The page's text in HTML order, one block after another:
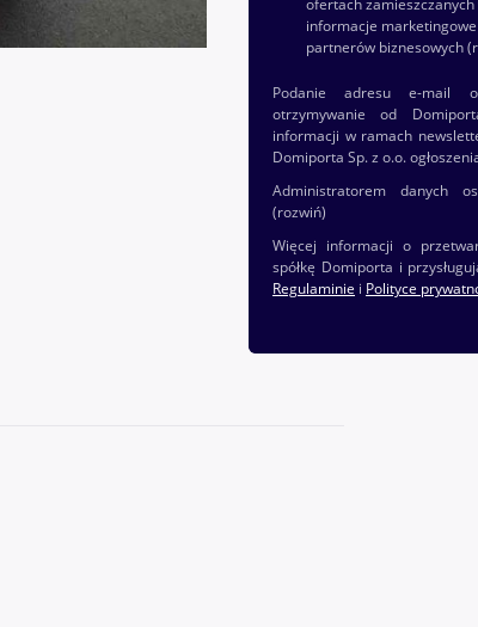
ofertach
informacje
partnerów biznesowych
Podanie adresu e-mail
otrzymywanie od
informacji w ramach
Domiporta Sp. z o.o.
Administratorem danych
(rozwiń)
Więcej informacji o
spółkę Domiporta i
Regulaminie i Polityce